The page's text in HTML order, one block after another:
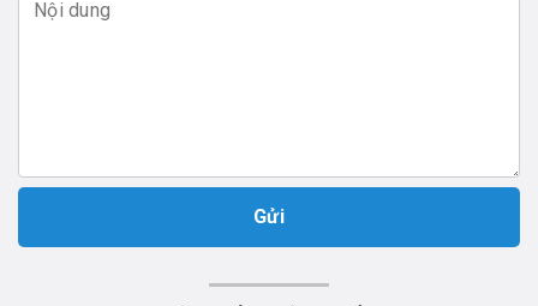
Gửi